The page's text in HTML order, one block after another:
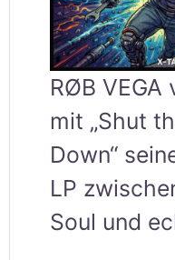
RØB
mit „Shut
Down“
LP
Soul und